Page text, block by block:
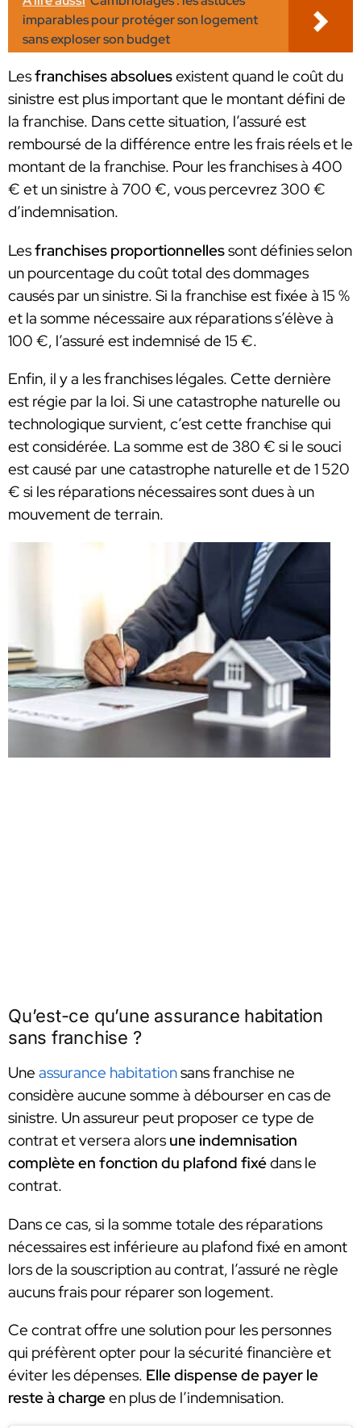
imparables pour protéger son logement
sans exploser son budget
Lesfranchises absoluesexistent quand le coût du
sinistre est plus important que le montant défini de
la franchise. Dans cette situation, l’assuré est
remboursé de la différence entre les frais réels et le
montant de la franchise. Pour les franchises à 400
€ et un sinistre à 700 €, vous percevrez 300 €
d’indemnisation.
Lesfranchises proportionnellessont définies selon
un pourcentage du coût total des dommages
causés par un sinistre. Si la franchise est fixée à 15 %
et la somme nécessaire aux réparations s’élève à
100 €, l’assuré est indemnisé de 15 €.
Enfin, il y a les franchises légales. Cette dernière
est régie par la loi. Si une catastrophe naturelle ou
technologique survient, c’est cette franchise qui
est considérée. La somme est de 380 € si le souci
est causé par une catastrophe naturelle et de 1 520
€ si les réparations nécessaires sont dues à un
mouvement de terrain.
Qu’est-ce qu’une assurance habitation
sans franchise ?
Une assurance habitationsans franchise ne
considère aucune somme à débourser en cas de
sinistre. Un assureur peut proposer ce type de
contrat et versera alors une indemnisation
complète en fonction du plafond fixédans le
contrat.
Dans ce cas, si la somme totale des réparations
nécessaires est inférieure au plafond fixé en amont
lors de la souscription au contrat, l’assuré ne règle
aucuns frais pour réparer son logement.
Ce contrat offre une solution pour les personnes
qui préfèrent opter pour la sécurité financière et
éviter les dépenses. Elle dispense de payer le
reste à chargeen plus de l’indemnisation.